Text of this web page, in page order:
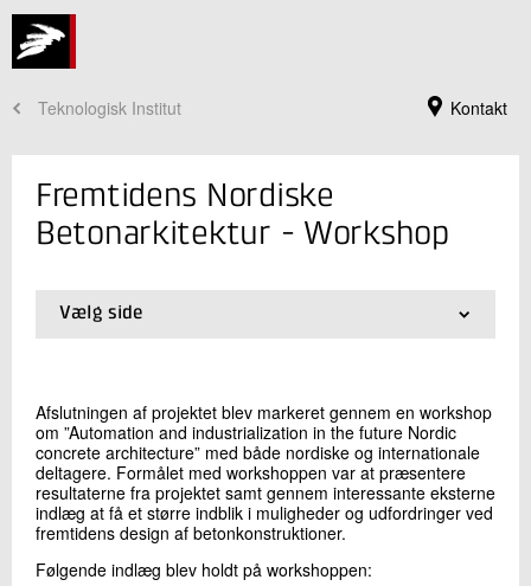
Kontakt
Teknologisk Institut
Jeg er din kontaktperson
Thomas Juul Andersen
Sektionsleder, Arkitekt MAA
Beton
+45 72 20 21 57
Send e-mail
Fremtidens Nordiske
Betonarkitektur - Workshop
Vælg side
01.Introduktion
Afslutningen af projektet blev markeret gennem en workshop
om ”Automation and industrialization in the future Nordic
concrete architecture” med både nordiske og internationale
deltagere. Formålet med workshoppen var at præsentere
resultaterne fra projektet samt gennem interessante eksterne
indlæg at få et større indblik i muligheder og udfordringer ved
fremtidens design af betonkonstruktioner.
Følgende indlæg blev holdt på workshoppen: